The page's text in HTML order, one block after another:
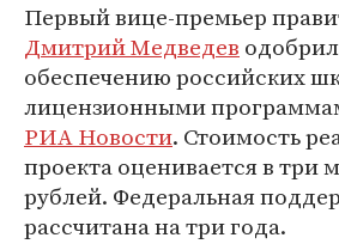
Первый вице-премьер
Дмитрий Медведев
обеспечению российских
лицензионными
РИА Новости. Стоимость
проекта оценивается в три
рублей. Федеральная
рассчитана на три года.